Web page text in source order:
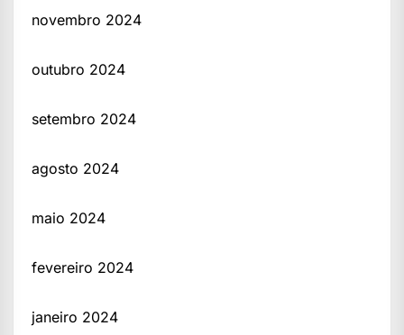
novembro 2024
outubro 2024
setembro 2024
agosto 2024
maio 2024
fevereiro 2024
janeiro 2024